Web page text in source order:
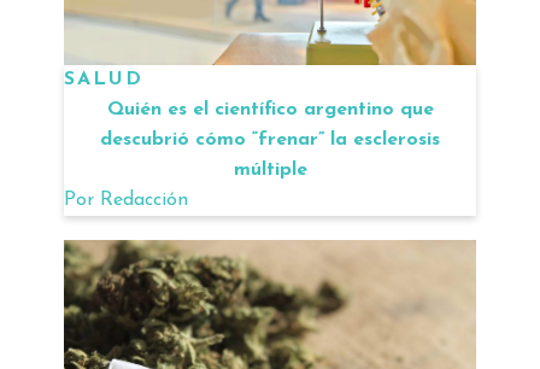
SALUD
Quién es el científico argentino que
descubrió cómo “frenar” la esclerosis
múltiple
Por Redacción